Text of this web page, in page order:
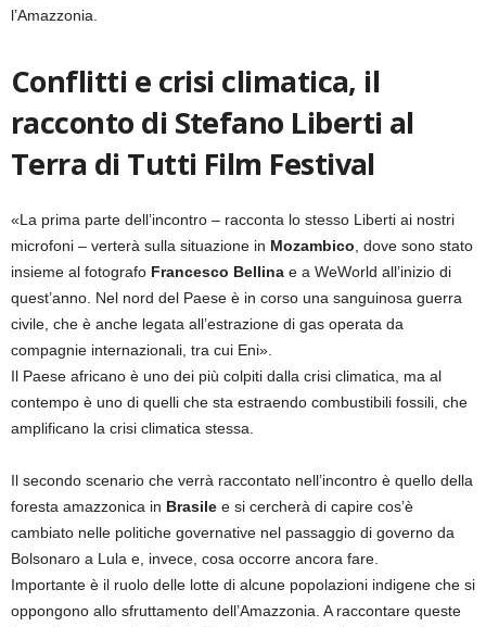
l’Amazzonia.
Conflitti e crisi climatica, il
racconto di Stefano Liberti al
Terra di Tutti Film Festival
«La prima parte dell’incontro – racconta lo stesso Liberti ai nostri
microfoni – verterà sulla situazione in Mozambico, dove sono stato
insieme al fotografo Francesco Bellina e a WeWorld all’inizio di
quest’anno. Nel nord del Paese è in corso una sanguinosa guerra
civile, che è anche legata all’estrazione di gas operata da
compagnie internazionali, tra cui Eni».
Il Paese africano è uno dei più colpiti dalla crisi climatica, ma al
contempo è uno di quelli che sta estraendo combustibili fossili, che
amplificano la crisi climatica stessa.
Il secondo scenario che verrà raccontato nell’incontro è quello della
foresta amazzonica in Brasile e si cercherà di capire cos’è
cambiato nelle politiche governative nel passaggio di governo da
Bolsonaro a Lula e, invece, cosa occorre ancora fare.
Importante è il ruolo delle lotte di alcune popolazioni indigene che si
oppongono allo sfruttamento dell’Amazzonia. A raccontare queste